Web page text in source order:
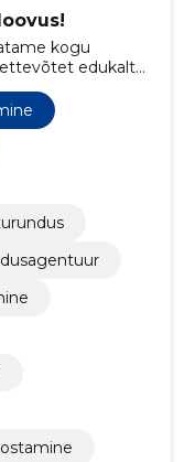
kogu
edukalt
sulle sobivad